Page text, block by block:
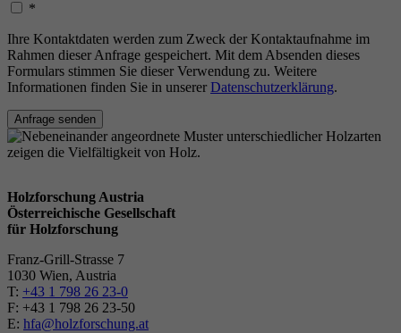
*
Ihre Kontaktdaten werden zum Zweck der Kontaktaufnahme im
Rahmen dieser Anfrage gespeichert. Mit dem Absenden dieses
Formulars stimmen Sie dieser Verwendung zu. Weitere
Informationen finden Sie in unserer Datenschutzerklärung.
Anfrage senden
Holzforschung Austria
Österreichische Gesellschaft
für Holzforschung
Franz-Grill-Strasse 7
1030 Wien, Austria
T: +43 1 798 26 23-0
​​F: +43 1 798 26 23-50
E: hfa@holzforschung.at